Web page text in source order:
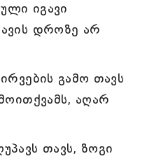
იგავი
დროზე არ
გამო თავს
აღარ
თავს, ზოგი